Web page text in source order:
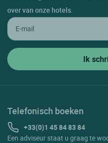
over van onze hotels.
Telefonisch boeken
+33(0)1 45 84 83 84
Een adviseur staat u graag te